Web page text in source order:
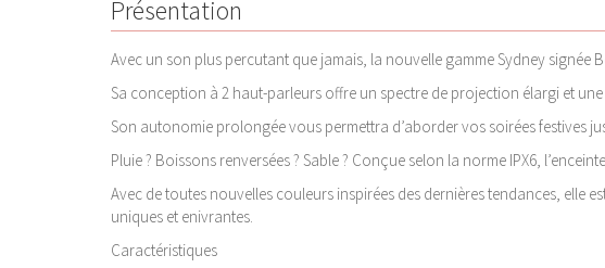
Présentation
Avec un son plus percutant que jamais, la nouvelle gamme Sydney
Sa conception à 2 haut-parleurs offre un spectre de projection élargi et
Son autonomie prolongée vous permettra d’aborder vos soirées festives
Pluie ? Boissons renversées ? Sable ? Conçue selon la norme IPX6,
Avec de toutes nouvelles couleurs inspirées des dernières tendances, elle
uniques et enivrantes.
Caractéristiques